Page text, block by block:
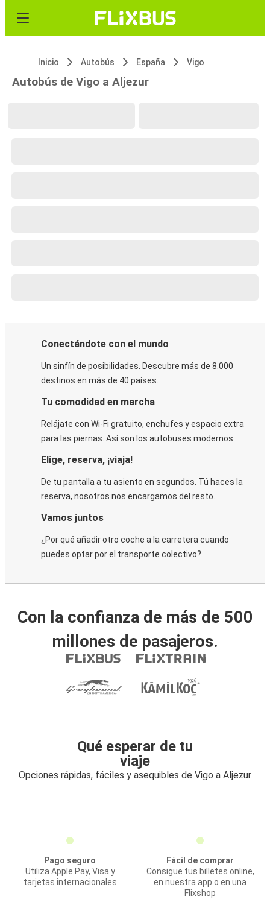
Inicio Autobús España Vigo
Autobús de Vigo a Aljezur
Conectándote con el mundo
Un sinfín de posibilidades. Descubre más de 8.000
destinos en más de 40 países.
Tu comodidad en marcha
Relájate con Wi-Fi gratuito, enchufes y espacio extra
para las piernas. Así son los autobuses modernos.
Elige, reserva, ¡viaja!
De tu pantalla a tu asiento en segundos. Tú haces la
reserva, nosotros nos encargamos del resto.
Vamos juntos
¿Por qué añadir otro coche a la carretera cuando
puedes optar por el transporte colectivo?
Con la confianza de más de 500
millones de pasajeros.
Qué esperar de tu
viaje
Opciones rápidas, fáciles y asequibles de Vigo a Aljezur
Pago seguro
Utiliza Apple Pay, Visa y
tarjetas internacionales
Fácil de comprar
Consigue tus billetes online,
en nuestra app o en una
Flixshop